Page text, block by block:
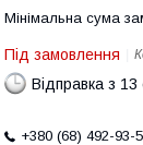
Мінімальна сума
Під замовлення
Відправка з
+380 (68) 492-93-